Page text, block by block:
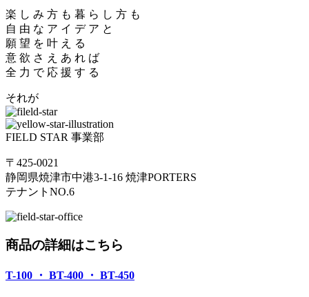
楽 し み 方 も 暮 ら し 方 も
自 由 な ア イ デ ア と
願 望 を 叶 え る
意 欲 さ え あ れ ば
全 力 で 応 援 す る
それが
FIELD STAR 事業部
〒425-0021
静岡県焼津市中港3-1-16 焼津PORTERS
テナントNO.6
商品の詳細はこちら
T-100 ・ BT-400 ・ BT-450